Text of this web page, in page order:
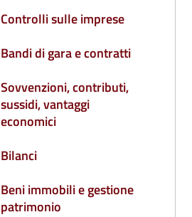
Controlli sulle imprese
Bandi di gara e contratti
Sovvenzioni, contributi,
sussidi, vantaggi
economici
Bilanci
Beni immobili e gestione
patrimonio